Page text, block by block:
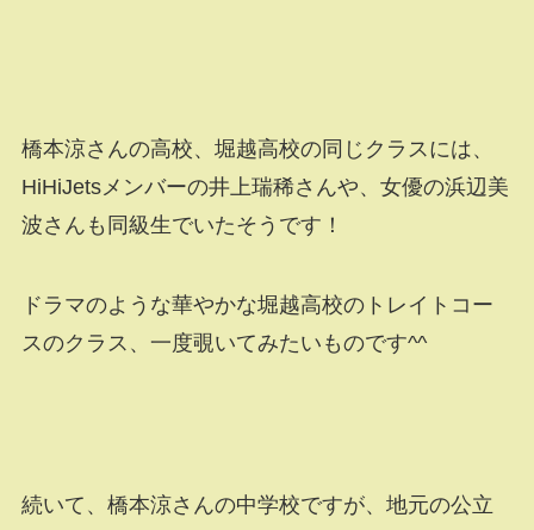
橋本涼さんの高校、堀越高校の同じクラスには、
HiHiJetsメンバーの井上瑞稀さんや、女優の浜辺美
波さんも同級生でいたそうです！
ドラマのような華やかな堀越高校のトレイトコー
スのクラス、一度覗いてみたいものです^^
続いて、橋本涼さんの中学校ですが、地元の公立